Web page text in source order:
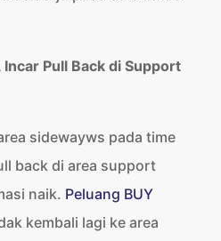
Pull Back di Support
sidewayws pada time
back di area support
naik. Peluang BUY
kembali lagi ke area